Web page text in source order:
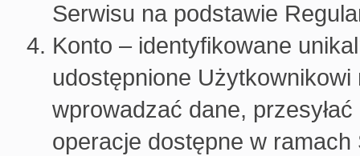
Serwisu na podstawie
Konto – identyfikowane
udostępnione
wprowadzać dane,
operacje dostępne w ramach